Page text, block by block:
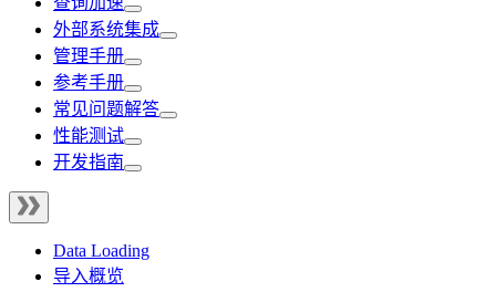
外部系统集成
管理手册
参考手册
常见问题解答
性能测试
开发指南
Data Loading
导入概览